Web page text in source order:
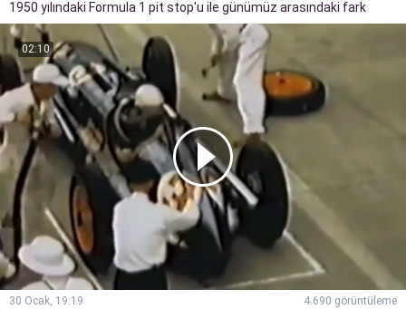
1950 yılındaki Formula 1 pit stop'u ile günümüz arasındaki fark
02:10
30 Ocak, 19:19 4.690 görüntüleme